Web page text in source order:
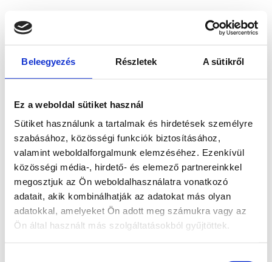
Beleegyezés Részletek A sütikről
Ez a weboldal sütiket használ
Sütiket használunk a tartalmak és hirdetések személyre
szabásához, közösségi funkciók biztosításához,
valamint weboldalforgalmunk elemzéséhez. Ezenkívül
közösségi média-, hirdető- és elemező partnereinkkel
megosztjuk az Ön weboldalhasználatra vonatkozó
adatait, akik kombinálhatják az adatokat más olyan
adatokkal, amelyeket Ön adott meg számukra vagy az
Ön által használt más szolgáltatásokból gyűjtöttek.